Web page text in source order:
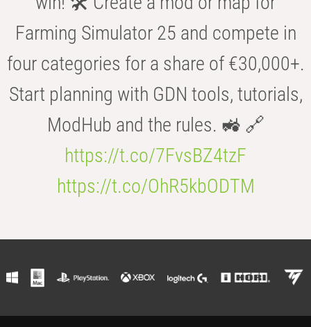
Farming Simulator 25 and compete in
four categories for a share of €30,000+.
Start planning with GDN tools, tutorials,
ModHub and the rules. 🚜 🔗
https://t.co/7FvsBZ4tzF
https://t.co/OhR5kbODTM